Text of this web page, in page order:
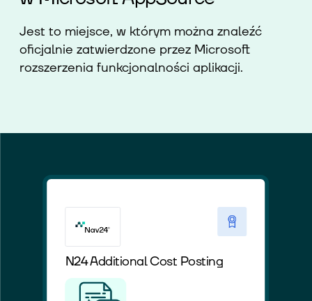
Jest to miejsce, w którym można znaleźć
oficjalnie zatwierdzone przez Microsoft
rozszerzenia funkcjonalności aplikacji.
N24 Additional Cost Posting